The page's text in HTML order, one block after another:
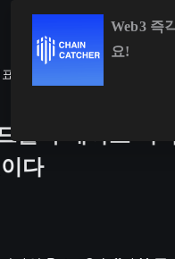
를 구매하고 파
다
Web3 즉
요!